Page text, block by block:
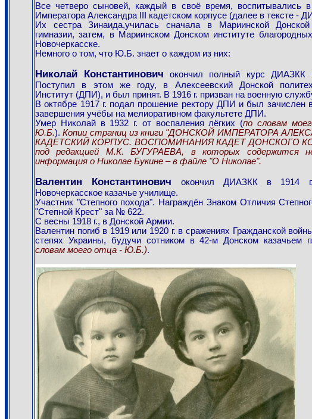
Все четверо сыновей, каждый в своё время, воспитывались
Императора Александра III кадетском корпусе (далее в тексте -
Их сестра Зинаида,училась сначала в Мариинской
гимназии, затем, в Мариинском Донском институте
Новочеркасске.
Немного о том, что Ю.Б. знает о каждом из них:
Николай Константинович окончил полный курс ДИАЗКК
Поступил в этом же году, в Алексеевский Донской
Институт (ДПИ), и был принят. В 1916 г. призван на военную
В октябре 1917 г. подал прошение ректору ДПИ и был зачислен
завершения учёбы на мелиоративном факультете ДПИ.
Умер Николай в 1932 г. от воспаления лёгких (по словам
Ю.Б.).Копии страниц из книги "ДОНСКОЙ ИМПЕРАТОРА
КАДЕТСКИЙ КОРПУС. ВОСПОМИНАНИЯ КАДЕТ ДОНСКОГО
под редакцией М.К. БУГУРАЕВА, в которых содержится
информация о Николае Букине – в файле "О Николае".
Валентин Константинович окончил ДИАЗКК в 1914
Новочеркасское казачье училище.
Участник "Степного похода". Награждён Знаком Отличия
"Степной Крест" за № 622.
С весны 1918 г., в Донской Армии.
Валентин погиб в 1919 или 1920 г. в сражениях Гражданской
степях Украины, будучи сотником в 42-м Донском казачьем
словам моего отца - Ю.Б.).